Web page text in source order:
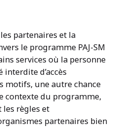
partenaires et la
le programme PAJ-SM
services où la personne
d’accès
motifs, une autre chance
contexte du programme,
les règles et
partenaires bien